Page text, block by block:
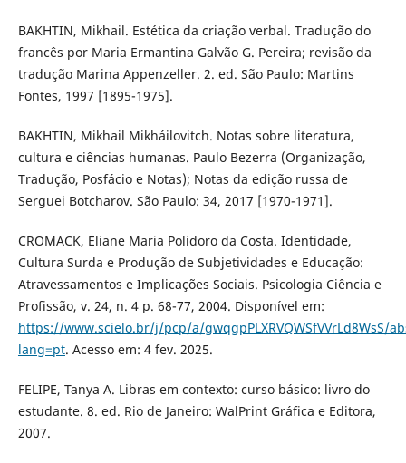
BAKHTIN, Mikhail. Estética da criação verbal. Tradução do
francês por Maria Ermantina Galvão G. Pereira; revisão da
tradução Marina Appenzeller. 2. ed. São Paulo: Martins
Fontes, 1997 [1895-1975].
BAKHTIN, Mikhail Mikháilovitch. Notas sobre literatura,
cultura e ciências humanas. Paulo Bezerra (Organização,
Tradução, Posfácio e Notas); Notas da edição russa de
Serguei Botcharov. São Paulo: 34, 2017 [1970-1971].
CROMACK, Eliane Maria Polidoro da Costa. Identidade,
Cultura Surda e Produção de Subjetividades e Educação:
Atravessamentos e Implicações Sociais. Psicologia Ciência e
Profissão, v. 24, n. 4 p. 68-77, 2004. Disponível em:
https://www.scielo.br/j/pcp/a/gwqgpPLXRVQWSfVVrLd8WsS/
lang=pt. Acesso em: 4 fev. 2025.
FELIPE, Tanya A. Libras em contexto: curso básico: livro do
estudante. 8. ed. Rio de Janeiro: WalPrint Gráfica e Editora,
2007.